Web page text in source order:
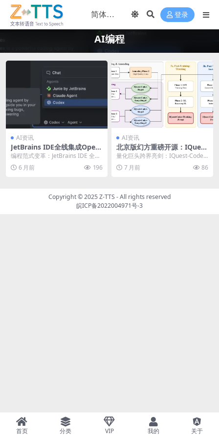
登录
AI编程
AI资讯
JetBrains IDE全线集成Open
AI Codex：AI编程助手迎来
编程范式变革：JetBrains IDE 全线
拥抱 OpenAI Codex 知...
6 月前 196
AI资讯
北京版幻方重磅开源：IQuest
-Coder-V1代码大模型横空出
量化巨头跨界亮剑：IQuest-Coder-
V1重塑AI编程格局 当一家顶尖的
中...7 月前 86
Copyright © 2025Z-TTS - All rights reserved
皖ICP备2022004971号-3
首页 分类 VIP 我的 关于